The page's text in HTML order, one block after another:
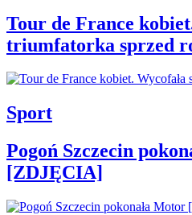
Tour de France
triumfatorka sprzed
Sport
Pogoń Szczecin
[ZDJĘCIA]